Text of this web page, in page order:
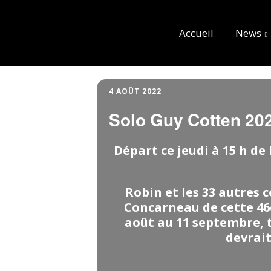
Accueil News
4 AOÛT 2022
Solo Guy Cotten
Départ ce jeudi à 15 h
Robin et les 33 autres
Concarneau de cette
août au 11